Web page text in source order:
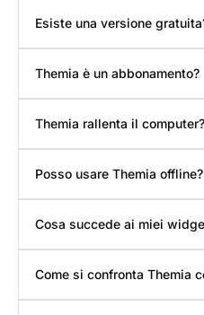
Esiste una versione
Themia è un abbonamento?
Themia rallenta il computer?
Posso usare Themia offline?
Cosa succede ai miei
Come si confronta Themia